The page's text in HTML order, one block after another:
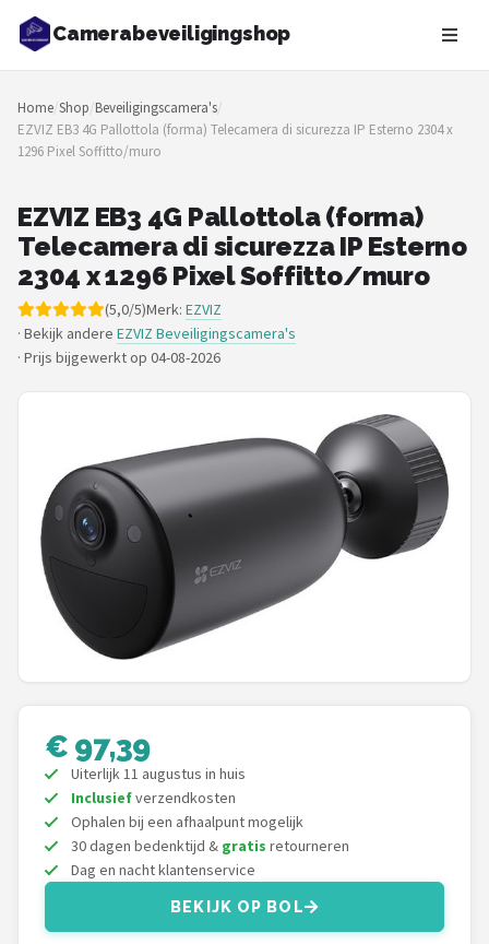
Camerabeveiligingshop
Zoeken
NAVIGATIE
Shop
Merken
Blog
Beveiligingscamera's
Camera Deurbellen
Shop
POPULAIRE MERKEN
Eufy
Home-Locking
Reolink
Hikvision
TP-Link
Foscam
Teceye
Home/Shop/Beveiligingscamera's/
EZVIZ EB3 4G Pallottola (forma) Telecamera di sicurezza IP Esterno 2304 x
1296 Pixel Soffitto/muro
EZVIZ EB3 4G Pallottola (forma)
Telecamera di sicurezza IP Esterno
2304 x 1296 Pixel Soffitto/muro
(5,0/5)Merk: EZVIZ
· Bekijk andere EZVIZ Beveiligingscamera's
· Prijs bijgewerkt op 04-08-2026
€ 97,39
Uiterlijk 11 augustus in huis
Inclusiefverzendkosten
Ophalen bij een afhaalpunt mogelijk
30 dagen bedenktijd & gratis retourneren
Dag en nacht klantenservice
BEKIJK OP BOL